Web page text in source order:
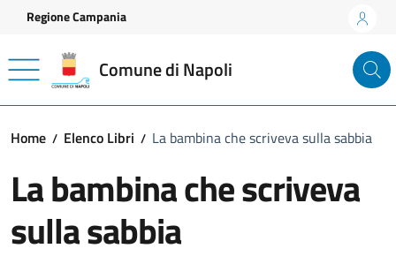
Vai ai contenuti
Vai al footer
Regione Campania
Comune di Napoli
Home Elenco Libri La bambina che scriveva sulla sabbia
La bambina che scriveva
sulla sabbia